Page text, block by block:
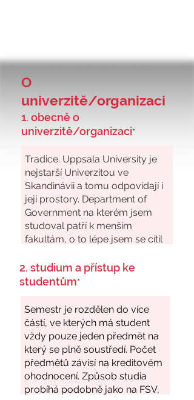
O
univerzitě/organizaci
1. obecně o
univerzitě/organizaci*
2. studium a přístup ke
studentům*